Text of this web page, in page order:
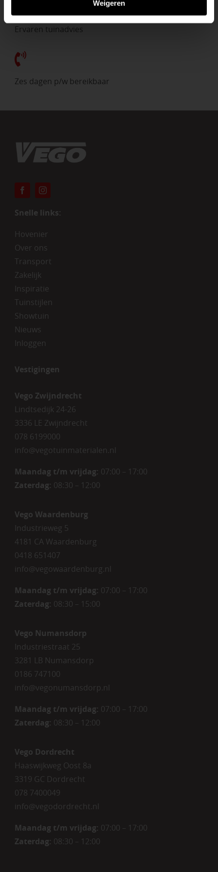
Weigeren
Ervaren tuinadvies
Zes dagen p/w bereikbaar
Snelle links:
Hovenier
Over ons
Transport
Zakelijk
Inspiratie
Tuinstijlen
Showtuin
Nieuws
Inloggen
Vestigingen
Vego Zwijndrecht
Lindtsedijk 24-26
3336 LE Zwijndrecht
078 6199000
info@vegotuinmaterialen.nl
Maandag t/m vrijdag: 07:00 – 17:00
Zaterdag: 08:30 – 12:00
Vego Waardenburg
Industrieweg 5
4181 CA Waardenburg
0418 651407
info@vegowaardenburg.nl
Maandag t/m vrijdag: 07:00 – 17:00
Zaterdag: 08:30 – 15:00
Vego Numansdorp
Industriestraat 25
3281 LB Numansdorp
0186 747100
info@vegonumansdorp.nl
Maandag t/m vrijdag: 07:00 – 17:00
Zaterdag: 08:30 – 12:00
Vego Dordrecht
Haaswijkweg Oost 8a
3319 GC Dordrecht
078 7400049
info@vegodordrecht.nl
Maandag t/m vrijdag: 07:00 – 17:00
Zaterdag: 08:30 – 12:00